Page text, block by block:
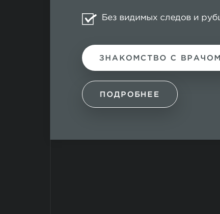
Без видимых следов и
ЗНАКОМСТВО С
ПОДРОБНЕЕ